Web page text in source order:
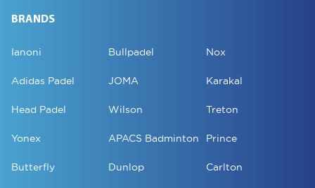
BRANDS
Ianoni Bullpadel Nox
Adidas Padel JOMA Karakal
Head Padel Wilson Treton
Yonex APACS Badminton Prince
Butterfly Dunlop Carlton